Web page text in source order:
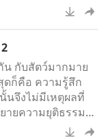
ายามดักจับการ
จากอากาศ และ
ล่านั้นไปยังอาหาร
อย่างสมบูรณ์ เพื่อ
ประทาน อาหารที่
ระทาน อยู่ได้ แต่
สุขภาพมากกว่า
การ ทารุณกรรม
น กับสัตว์มากมาย
ดก็คือ ความรู้สึก
นจึงไม่มีเหตุผลที่
ายความยุติธรรม
กเขาด้วยได้ [...]